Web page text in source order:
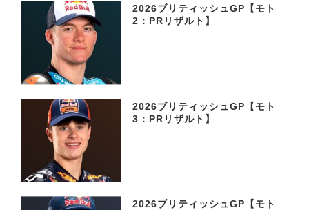
2026ブリティッシュGP【モト
2：PRリザルト】
2026ブリティッシュGP【モト
3：PRリザルト】
2026ブリティッシュGP【モト